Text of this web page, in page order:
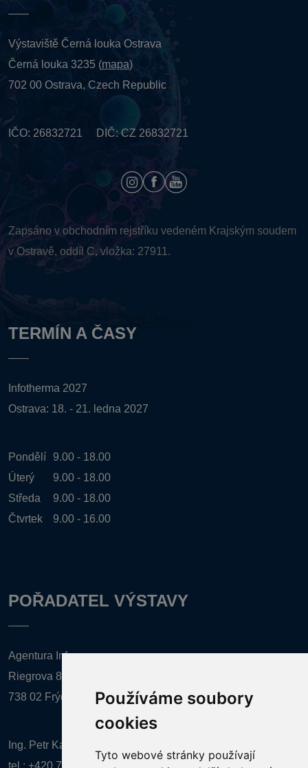
Používáme soubory
cookies
Tyto webové stránky používají
Výstaviště Černá louka Ostrava
Černá louka 3235 (mapa)
702 00 Ostrava, Czech Republic
IČO: 26832721 DIČ: CZ 26832721
Zapsáno v obchodním rejstříku vedeném Krajským soudem
v Ostravě, oddíl C, vložka: 27911.
TERMÍN A ČASY
Infotherma 2027
Ostrava: 18. - 21. ledna 2027
Pondělí
9.00 - 18.00
Úterý
9.00 - 18.00
Středa
9.00 - 18.00
Čtvrtek
9.00 - 16.00
POŘADATEL VÝSTAVY
Agentura Inforpres, s.r.o.
Riegrova 857
738 02 Frýdek-Místek
Ing. Petr Kalenda,
tel.: +420 777 080 867 (EN comunication)